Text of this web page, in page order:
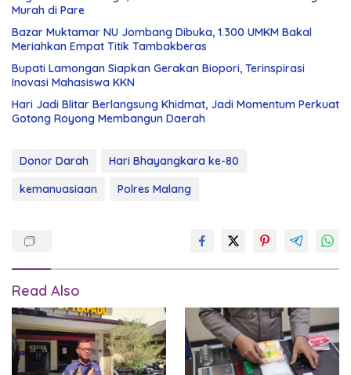
Murah di Pare
Bazar Muktamar NU Jombang Dibuka, 1.300 UMKM Bakal
Meriahkan Empat Titik Tambakberas
Bupati Lamongan Siapkan Gerakan Biopori, Terinspirasi
Inovasi Mahasiswa KKN
Hari Jadi Blitar Berlangsung Khidmat, Jadi Momentum Perkuat
Gotong Royong Membangun Daerah
Donor Darah
Hari Bhayangkara ke-80
kemanuasiaan
Polres Malang
Read Also